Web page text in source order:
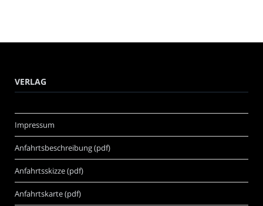
VERLAG
Impressum
Anfahrtsbeschreibung (pdf)
Anfahrtsskizze (pdf)
Anfahrtskarte (pdf)